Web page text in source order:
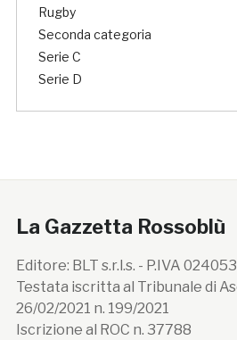
Rugby
Seconda categoria
Serie C
Serie D
La Gazzetta Rossoblù
Editore: BLT s.r.l.s. - P.IVA
Testata iscritta al Tribunale di
26/02/2021 n. 199/2021
Iscrizione al ROC n. 37788